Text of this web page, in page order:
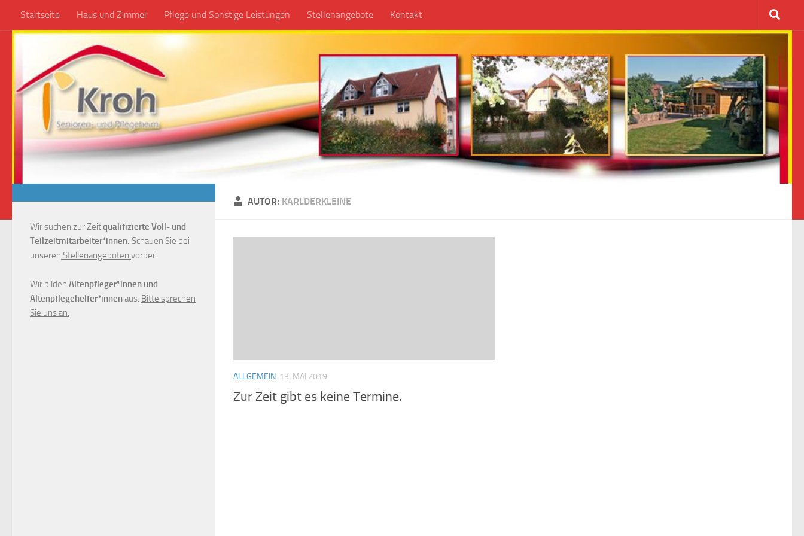
Zum Inhalt springen
Startseite Haus und Zimmer Pflege und Sonstige Leistungen Stellenangebote Kontakt
AUTOR: KARLDERKLEINE
ALLGEMEIN 13. MAI 2019
Zur Zeit gibt es keine Termine.
Wir suchen zur Zeitqualifizierte Voll- und
Teilzeitmitarbeiter*innen. Schauen Sie bei
unseren Stellenangeboten vorbei.
Wir bilden Altenpfleger*innen und
Altenpflegehelfer*innenaus. Bitte sprechen
Sie uns an.